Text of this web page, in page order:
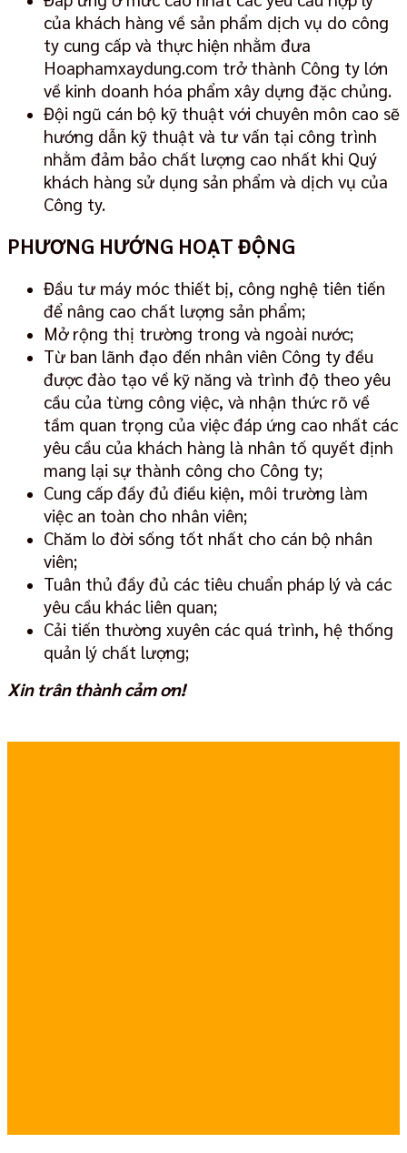
của khách hàng về sản phẩm dịch vụ do công
ty cung cấp và thực hiện nhằm đưa
Hoaphamxaydung.com trở thành Công ty lớn
về kinh doanh hóa phẩm xây dựng đặc chủng.
Đội ngũ cán bộ kỹ thuật với chuyên môn cao sẽ
hướng dẫn kỹ thuật và tư vấn tại công trình
nhằm đảm bảo chất lượng cao nhất khi Quý
khách hàng sử dụng sản phẩm và dịch vụ của
Công ty.
PHƯƠNG HƯỚNG HOẠT ĐỘNG
Đầu tư máy móc thiết bị, công nghệ tiên tiến
để nâng cao chất lượng sản phẩm;
Mở rộng thị trường trong và ngoài nước;
Từ ban lãnh đạo đến nhân viên Công ty đều
được đào tạo về kỹ năng và trình độ theo yêu
cầu của từng công việc, và nhận thức rõ về
tầm quan trọng của việc đáp ứng cao nhất các
yêu cầu của khách hàng là nhân tố quyết định
mang lại sự thành công cho Công ty;
Cung cấp đầy đủ điều kiện, môi trường làm
việc an toàn cho nhân viên;
Chăm lo đời sống tốt nhất cho cán bộ nhân
viên;
Tuân thủ đầy đủ các tiêu chuẩn pháp lý và các
yêu cầu khác liên quan;
Cải tiến thường xuyên các quá trình, hệ thống
quản lý chất lượng;
Xin trân thành cảm ơn!